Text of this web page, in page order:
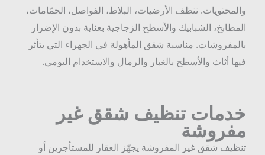
والمحتويات. ننظف الأرضيات، البلاط، الفواصل، الحمّامات،
المطابخ، الشبابيك والأسطح الزجاجية بعناية بدون الإضرار
بالمفروشات. مناسبة شقق المأهولة في الجهراء التي يتأثر
فيها أثاث والأسطح بالغبار والرمال والاستخدام اليومي.
خدمات تنظيف شقق غير
مفروشة
تنظيف شقق غير المفروشة يجهّز العقار للمستأجرين أو